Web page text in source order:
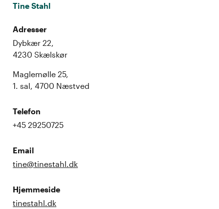
Tine Stahl
Adresser
Dybkær 22,
4230 Skælskør
Maglemølle 25,
1. sal, 4700 Næstved
Telefon
+45 29250725
Email
tine@tinestahl.dk
Hjemmeside
tinestahl.dk